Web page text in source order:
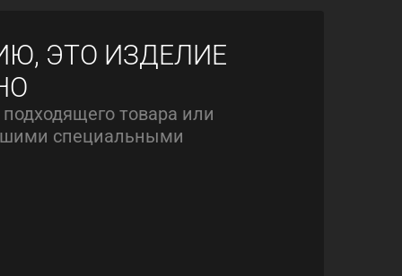
ЭТО ИЗДЕЛИЕ
товара или
специальными